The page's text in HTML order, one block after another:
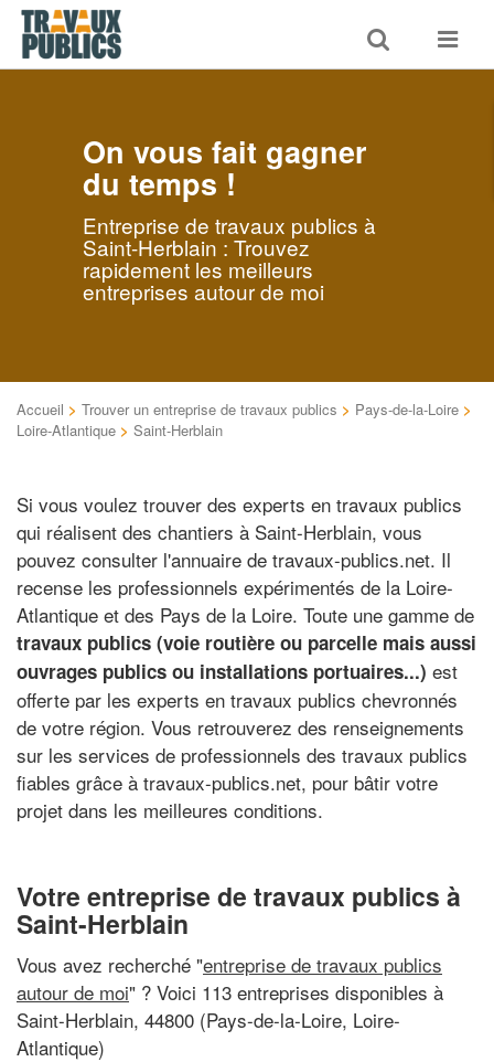
Toggle
search
Toggle
On vous fait gagner
du temps !
Entreprise de travaux publics à
Saint-Herblain : Trouvez
rapidement les meilleurs
entreprises autour de moi
Accueil > Trouver un entreprise de travaux publics > Pays-de-la-Loire >
Loire-Atlantique > Saint-Herblain
Si vous voulez trouver des experts en travaux publics
qui réalisent des chantiers à Saint-Herblain, vous
pouvez consulter l'annuaire de travaux-publics.net. Il
recense les professionnels expérimentés de la Loire-
Atlantique et des Pays de la Loire. Toute une gamme de
travaux publics (voie routière ou parcelle mais aussi
ouvrages publics ou installations portuaires...) est
offerte par les experts en travaux publics chevronnés
de votre région. Vous retrouverez des renseignements
sur les services de professionnels des travaux publics
fiables grâce à travaux-publics.net, pour bâtir votre
projet dans les meilleures conditions.
Votre entreprise de travaux publics à
Saint-Herblain
Vous avez recherché "entreprise de travaux publics
autour de moi" ? Voici 113 entreprises disponibles à
Saint-Herblain, 44800 (Pays-de-la-Loire, Loire-
Atlantique)